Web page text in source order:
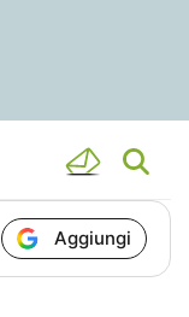
Aggiungi